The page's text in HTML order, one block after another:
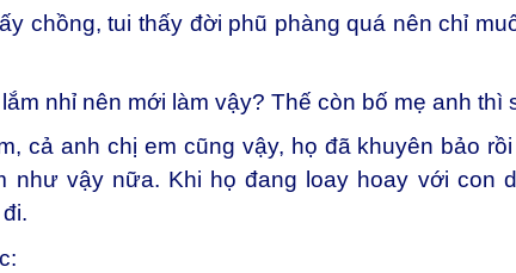
chồng, tui thấy đời phũ phàng quá nên chỉ
nhỉ nên mới làm vậy? Thế còn bố mẹ anh thì
cả anh chị em cũng vậy, họ đã khuyên bảo
như vậy nữa. Khi họ đang loay hoay với con